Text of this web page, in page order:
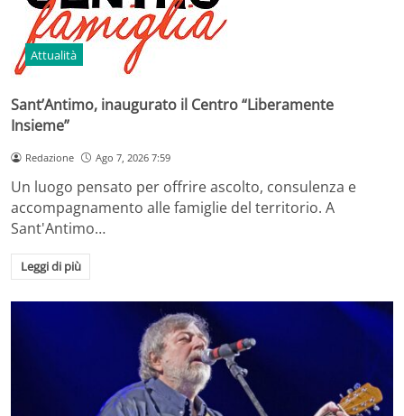
Attualità
Sant’Antimo, inaugurato il Centro “Liberamente
Insieme”
Redazione Ago 7, 2026 7:59
Un luogo pensato per offrire ascolto, consulenza e
accompagnamento alle famiglie del territorio. A
Sant'Antimo…
Leggi di più